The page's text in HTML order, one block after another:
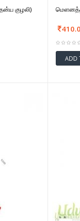
குழலி)
ADD